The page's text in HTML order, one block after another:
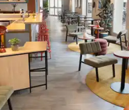
Vorheriges Bild